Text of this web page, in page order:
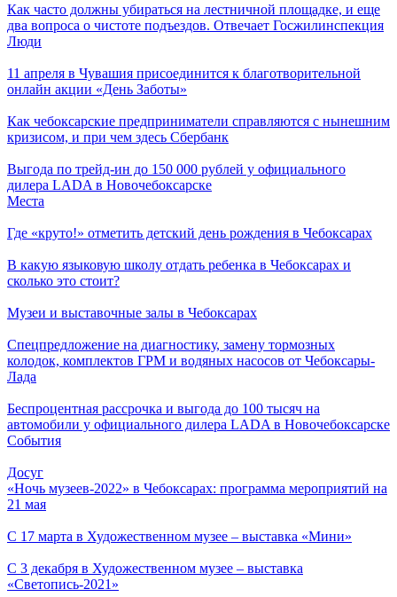
Как часто должны убираться на лестничной площадке, и еще
два вопроса о чистоте подъездов. Отвечает Госжилинспекция
Люди
11 апреля в Чувашия присоединится к благотворительной
онлайн акции «День Заботы»
Как чебоксарские предприниматели справляются с нынешним
кризисом, и при чем здесь Сбербанк
Выгода по трейд-ин до 150 000 рублей у официального
дилера LADA в Новочебоксарске
Места
Где «круто!» отметить детский день рождения в Чебоксарах
В какую языковую школу отдать ребенка в Чебоксарах и
сколько это стоит?
Музеи и выставочные залы в Чебоксарах
Спецпредложение на диагностику, замену тормозных
колодок, комплектов ГРМ и водяных насосов от Чебоксары-
Лада
Беспроцентная рассрочка и выгода до 100 тысяч на
автомобили у официального дилера LADA в Новочебоксарске
События
Досуг
«Ночь музеев-2022» в Чебоксарах: программа мероприятий на
21 мая
С 17 марта в Художественном музее – выставка «Мини»
С 3 декабря в Художественном музее – выставка
«Светопись-2021»